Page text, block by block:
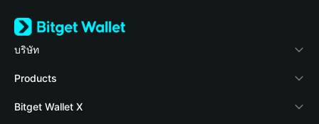
บริษัท
เกี่ยวกับ Bitget Wallet
Blog
Products
Crypto Card
Bitget Wallet X